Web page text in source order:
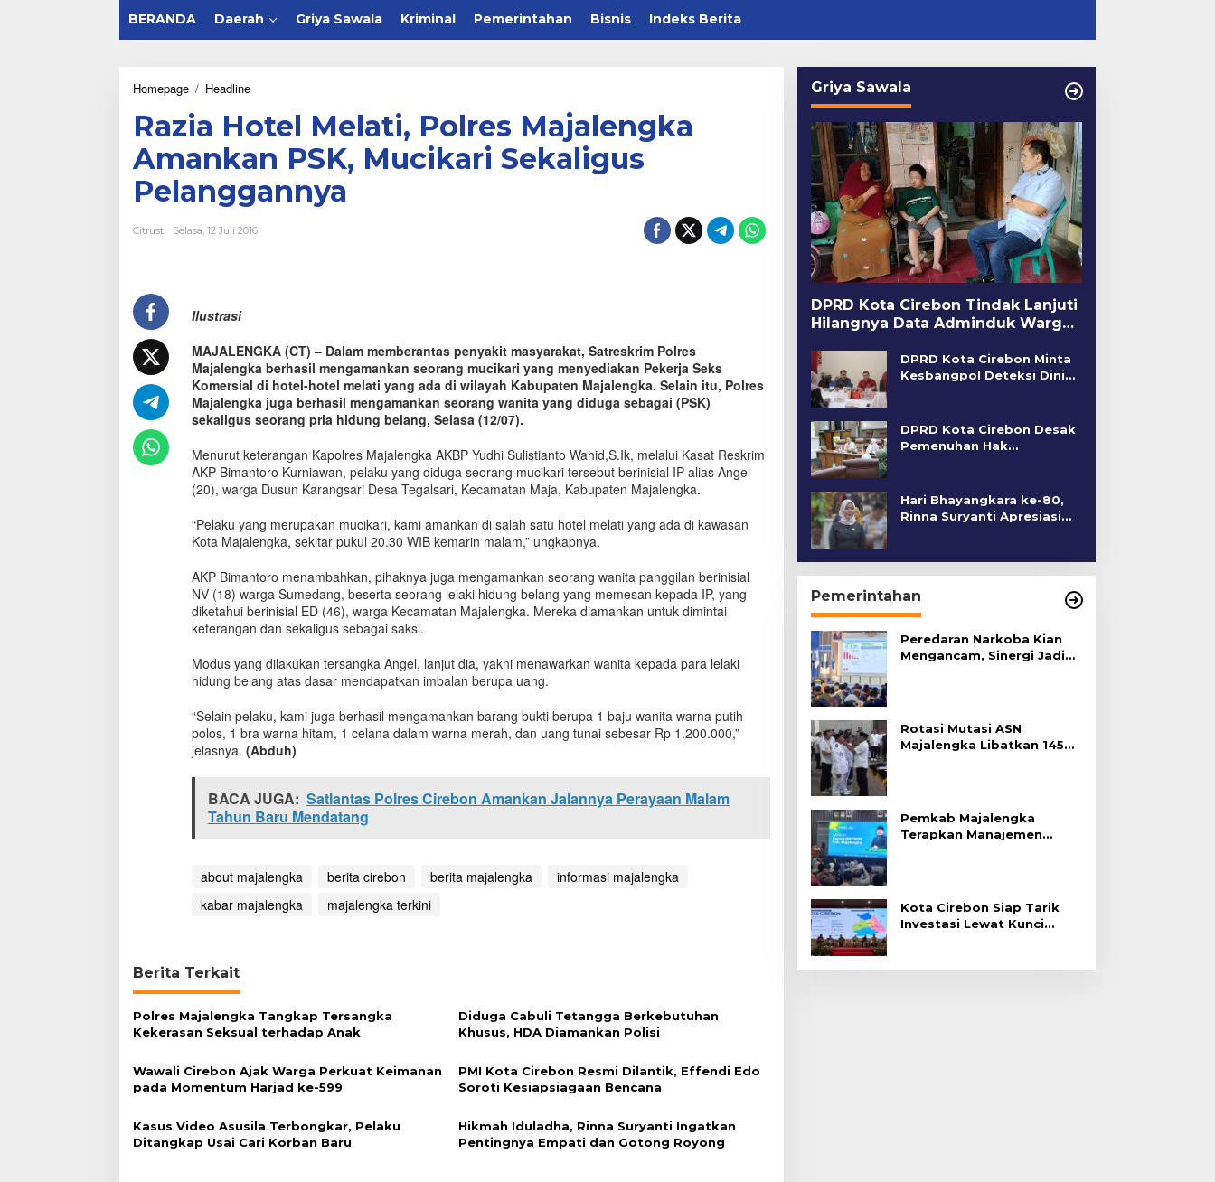
BERANDA Daerah Griya Sawala Kriminal Pemerintahan Bisnis Indeks Berita
Homepage / Headline
z
i
a
H
o
t
l
,
P
o
l
r
e
M
a
j
l
e
g
k
a
A
a
n
k
n
P
S
M
u
k
a
r
i
g
s
P
e
a
n
Razia Hotel Melati, Polres Majalengka
Amankan PSK, Mucikari Sekaligus
Pelanggannya
Citrust Selasa, 12 Juli 2016
Ilustrasi
MAJALENGKA (CT) – Dalam memberantas penyakit masyarakat, Satreskrim Polres
Majalengka berhasil mengamankan seorang mucikari yang menyediakan Pekerja Seks
Komersial di hotel-hotel melati yang ada di wilayah Kabupaten Majalengka. Selain itu, Polres
Majalengka juga berhasil mengamankan seorang wanita yang diduga sebagai (PSK)
sekaligus seorang pria hidung belang, Selasa (12/07).
Menurut keterangan Kapolres Majalengka AKBP Yudhi Sulistianto Wahid,S.Ik, melalui Kasat Reskrim
AKP Bimantoro Kurniawan, pelaku yang diduga seorang mucikari tersebut berinisial IP alias Angel
(20), warga Dusun Karangsari Desa Tegalsari, Kecamatan Maja, Kabupaten Majalengka.
“Pelaku yang merupakan mucikari, kami amankan di salah satu hotel melati yang ada di kawasan
Kota Majalengka, sekitar pukul 20.30 WIB kemarin malam,” ungkapnya.
AKP Bimantoro menambahkan, pihaknya juga mengamankan seorang wanita panggilan berinisial
NV (18) warga Sumedang, beserta seorang lelaki hidung belang yang memesan kepada IP, yang
diketahui berinisial ED (46), warga Kecamatan Majalengka. Mereka diamankan untuk dimintai
keterangan dan sekaligus sebagai saksi.
Modus yang dilakukan tersangka Angel, lanjut dia, yakni menawarkan wanita kepada para lelaki
hidung belang atas dasar mendapatkan imbalan berupa uang.
“Selain pelaku, kami juga berhasil mengamankan barang bukti berupa 1 baju wanita warna putih
polos, 1 bra warna hitam, 1 celana dalam warna merah, dan uang tunai sebesar Rp 1.200.000,”
jelasnya. (Abduh)
BACA JUGA: Satlantas Polres Cirebon Amankan Jalannya Perayaan Malam
Tahun Baru Mendatang
about majalengka berita cirebon berita majalengka
informasi majalengka
kabar majalengka
majalengka terkini
Berita Terkait
Polres Majalengka Tangkap Tersangka
Kekerasan Seksual terhadap Anak
Diduga Cabuli Tetangga Berkebutuhan
Khusus, HDA Diamankan Polisi
Wawali Cirebon Ajak Warga Perkuat Keimanan
pada Momentum Harjad ke-599
PMI Kota Cirebon Resmi Dilantik, Effendi Edo
Soroti Kesiapsiagaan Bencana
Kasus Video Asusila Terbongkar, Pelaku
Ditangkap Usai Cari Korban Baru
Hikmah Iduladha, Rinna Suryanti Ingatkan
Pentingnya Empati dan Gotong Royong
Griya Sawala
DPRD Kota Cirebon Tindak Lanjuti
Hilangnya Data Adminduk Warga
DPRD Kota Cirebon Minta
Kesbangpol Deteksi Dini
DPRD Kota Cirebon Desak
Pemenuhan Hak
Hari Bhayangkara ke-80,
Rinna Suryanti Apresiasi
Pemerintahan
Peredaran Narkoba Kian
Mengancam, Sinergi Jadi
Rotasi Mutasi ASN
Majalengka Libatkan 145
Pemkab Majalengka
Terapkan Manajemen
Kota Cirebon Siap Tarik
Investasi Lewat Kunci